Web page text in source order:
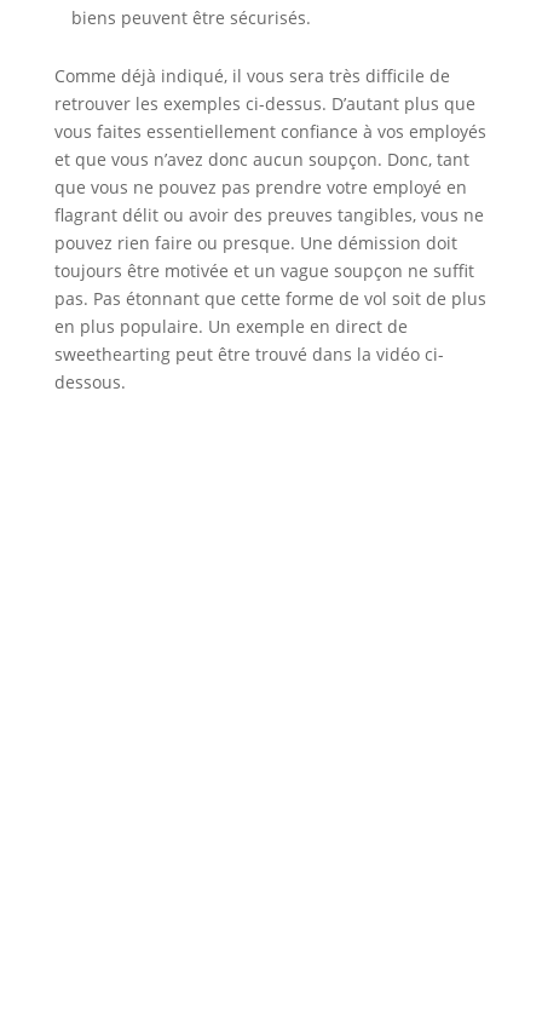
biens peuvent être sécurisés.
Comme déjà indiqué, il vous sera très difficile de
retrouver les exemples ci-dessus. D’autant plus que
vous faites essentiellement confiance à vos employés
et que vous n’avez donc aucun soupçon. Donc, tant
que vous ne pouvez pas prendre votre employé en
flagrant délit ou avoir des preuves tangibles, vous ne
pouvez rien faire ou presque. Une démission doit
toujours être motivée et un vague soupçon ne suffit
pas. Pas étonnant que cette forme de vol soit de plus
en plus populaire. Un exemple en direct de
sweethearting peut être trouvé dans la vidéo ci-
dessous.